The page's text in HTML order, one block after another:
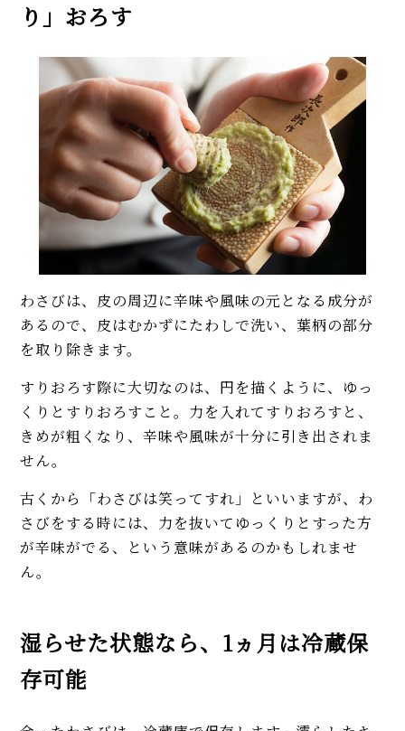
り」おろす
わさびは、皮の周辺に辛味や風味の元となる成分が
あるので、皮はむかずにたわしで洗い、葉柄の部分
を取り除きます。
すりおろす際に大切なのは、円を描くように、ゆっ
くりとすりおろすこと。力を入れてすりおろすと、
きめが粗くなり、辛味や風味が十分に引き出されま
せん。
古くから「わさびは笑ってすれ」といいますが、わ
さびをする時には、力を抜いてゆっくりとすった方
が辛味がでる、という意味があるのかもしれませ
ん。
湿らせた状態なら、1ヵ月は冷蔵保
存可能